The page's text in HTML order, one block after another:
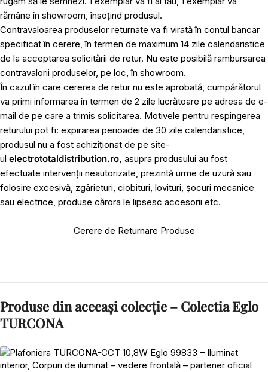
rămâne în showroom, însoțind produsul.
Contravaloarea produselor returnate va fi virată în contul bancar
specificat în cerere, în termen de maximum 14 zile calendaristice
de la acceptarea solicitării de retur. Nu este posibilă rambursarea
contravalorii produselor, pe loc, în showroom.
În cazul în care cererea de retur nu este aprobată, cumpărătorul
va primi informarea în termen de 2 zile lucrătoare pe adresa de e-
mail de pe care a trimis solicitarea. Motivele pentru respingerea
returului pot fi: expirarea perioadei de 30 zile calendaristice,
produsul nu a fost achiziționat de pe site-
ul electrototaldistribution.ro, asupra produsului au fost
efectuate intervenții neautorizate, prezintă urme de uzură sau
folosire excesivă, zgârieturi, ciobituri, lovituri, șocuri mecanice
sau electrice, produse cărora le lipsesc accesorii etc.
Cerere de Returnare Produse
Produse din aceeași colecție – Colectia Eglo
TURCONA